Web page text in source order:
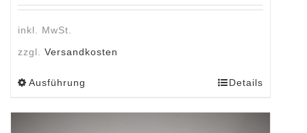
inkl. MwSt.
zzgl. Versandkosten
Ausführung Details